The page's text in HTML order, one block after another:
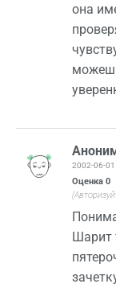
она
2002-06-01
Оценка 0
Шарит